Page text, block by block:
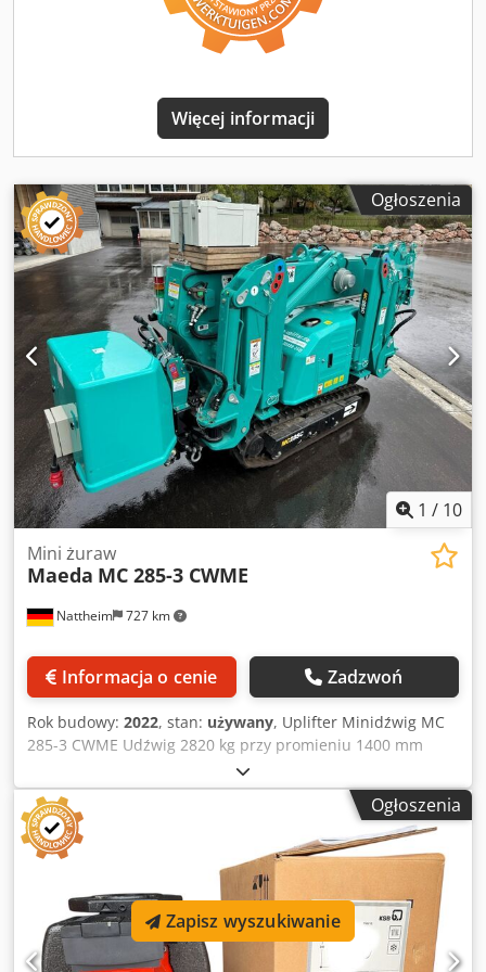
procesowa * Wydajność: 111 m³/h * Wysokość
podnoszenia: 56,1 m * Moc silnika: 28,8 kW * Silnik:
obrotowa: 2900 obr./min * Maksymalne ciśnienie robocze:
10 bar * Maksymalna temperatura medium: 60°C *
Materiał wykonania: stal nierdzewna AISI 304L * Stopień
ochrony silnika: IP55 * Waga: 308 kg * Dostępna od ręki
Zastosowanie Pompa przeznaczona do transportu: * olejów
roślinnych, * tłuszczów zwierzęcych, * biodiesla (FAME,
UCOME), * kwasów tłuszczowych (FFA), * cieczy
spożywczych, * cieczy chemicznych, * mediów
procesowych, * wody technologicznej. Dodatkowe
informacje * Lokalizacja: Warszawa, Polska * Możliwość
załadunku na miejscu. * Istnieje możliwość zorganizowania
transportu krajowego i międzynarodowego. * Na życzenie
udostępniamy dodatkowe zdjęcia, tabliczkę znamionową
oraz dokumentację techniczną. Pompa procesowa EDUR
CBL 80-200/211 | 111 m³/h | 56,1 m | 28,8 kW | AISI 304L |
Rok 2023
Więcej informacji
Ogłoszenia
1 / 10
Nattheim 727 km
Mini żuraw
Maeda MC 285-3 CWME
Informacja o cenie Zadzwoń
Rok budowy: 2022, stan: używany, Uplifter Minidźwig MC
285-3 CWME Udźwig 2820 kg przy promieniu 1400 mm
Wysokość podnoszenia: maks. 8700 mm Promień roboczy:
maks. 8200 mm (przy obciążeniu około 150 kg) z końcówką
montażową, z wózkiem transportowym UPT 200, używany
mniej niż 100 godzin. Miejsce składowania: u klienta.
Cedpfx Asytrd Tokljha
Ogłoszenia
Zapisz wyszukiwanie